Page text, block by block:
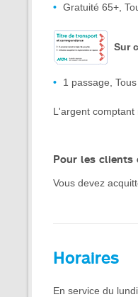
Gratuité 65+,
Sur
1 passage, Tous
L'argent comptant
Pour les clients
Vous devez
Horaires
En service du